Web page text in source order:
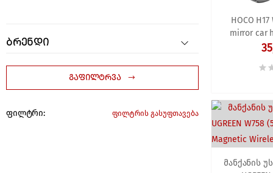
HOCO
mirror car
მანქანის
ბრენდი
გაფილტრვა
ფილტრი: ფილტრის გასუფთავება